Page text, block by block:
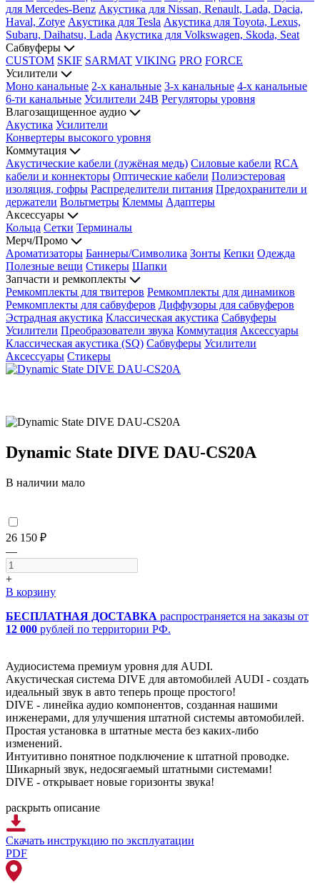
для Mercedes-Benz Акустика для Nissan, Renault, Lada, Dacia,
Haval, Zotye Акустика для Tesla Акустика для Toyota, Lexus,
Subaru, Daihatsu, Lada Акустика для Volkswagen, Skoda, Seat
Сабвуферы
CUSTOM SKIF SARMAT VIKING PRO FORCE
Усилители
Моно канальные 2-х канальные 3-х канальные 4-х канальные
6-ти канальные Усилители 24В Регуляторы уровня
Влагозащищенное аудио
Акустика Усилители
Конвертеры высокого уровня
Коммутация
Акустические кабели (лужёная медь) Силовые кабели RCA
кабели и коннекторы Оптические кабели Полиэстеровая
изоляция, гофры Распределители питания Предохранители и
держатели Вольтметры Клеммы Адаптеры
Аксессуары
Кольца Сетки Терминалы
Мерч/Промо
Ароматизаторы Баннеры/Символика Зонты Кепки Одежда
Полезные вещи Стикеры Шапки
Запчасти и ремкоплекты
Ремкомплекты для твитеров Ремкомплекты для динамиков
Ремкомплекты для сабвуферов Диффузоры для сабвуферов
Эстрадная акустика Классическая акустика Сабвуферы
Усилители Преобразователи звука Коммутация Аксессуары
Классическая акустика (SQ) Сабвуферы Усилители
Аксессуары Стикеры
Dynamic State DIVE DAU-CS20A
В наличии мало
26 150 ₽
—
+
В корзину
БЕСПЛАТНАЯ ДОСТАВКА распространяется на заказы от
12 000 рублей по территории РФ.
Аудиосистема премиум уровня для AUDI.
Акустическая система DIVE для автомобилей AUDI - создать
идеальный звук в авто теперь проще простого!
DIVE - линейка аудио компонентов, созданная нашими
инженерами, для улучшения штатной системы автомобилей.
Простая установка в штатные места без каких-либо
изменений.
Интуитивно понятное подключение к штатной проводке.
Шикарный звук, недосягаемый штатными системами!
DIVE - открывает новые горизонты звука!
раскрыть описание
Скачать инструкцию по эксплуатации
PDF